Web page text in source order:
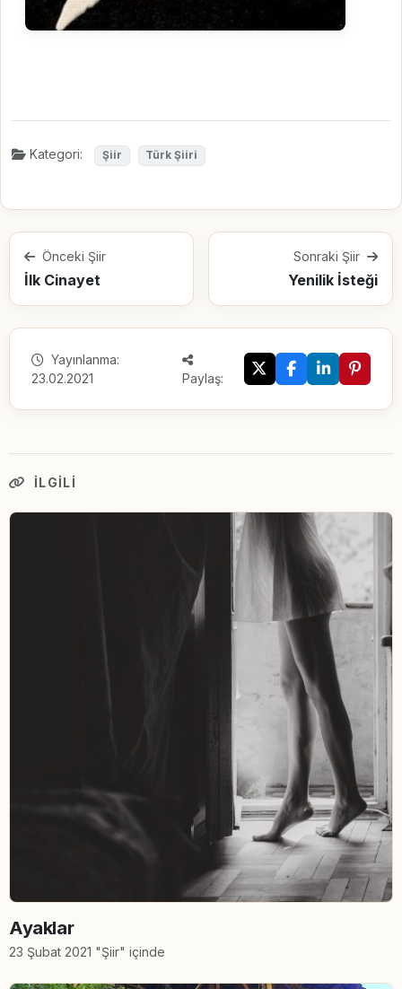
Kategori: Şiir Türk Şiiri
Önceki Şiir
İlk Cinayet
Sonraki Şiir
Yenilik İsteği
Yayınlanma:
23.02.2021
Paylaş:
İLGILI
Ayaklar
23 Şubat 2021 "Şiir" içinde